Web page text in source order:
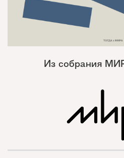
Из собрания